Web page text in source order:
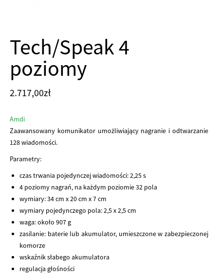
Tech/Speak 4
poziomy
2.717,00zł
Amdi
Zaawansowany komunikator umożliwiający nagranie i odtwarzanie
128 wiadomości.
Parametry:
czas trwania pojedynczej wiadomości: 2,25 s
4 poziomy nagrań, na każdym poziomie 32 pola
wymiary: 34 cm x 20 cm x 7 cm
wymiary pojedynczego pola: 2,5 x 2,5 cm
waga: około 907 g
zasilanie: baterie lub akumulator, umieszczone w zabezpieczonej
komorze
wskaźnik słabego akumulatora
regulacja głośności